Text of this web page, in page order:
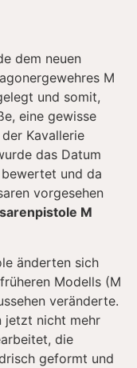
dem neuen
M
und somit,
eine gewisse
Kavallerie
das Datum
und da
vorgesehen
M
änderten sich
Modells (M
veränderte.
jetzt nicht mehr
die
geformt und